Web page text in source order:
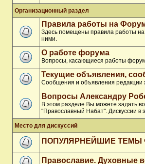
Организационный раздел
Правила работы на
Здесь помещены правила работы
ними.
О работе форума
Вопросы, касающиеся работы
Текущие объявления,
Сообщения и объявления
Вопросы Александру
В этом разделе Вы можете задать
"Православный Набат". Дискуссии в
Место для дискуссий
ПОПУЛЯРНЕЙШИЕ ТЕМЫ
Православие. Духовные